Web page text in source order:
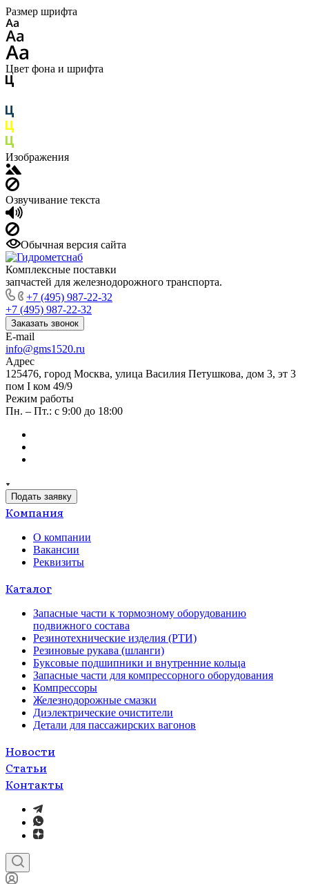
Размер шрифта
Цвет фона и шрифта
Изображения
Озвучивание текста
Обычная версия сайта
Комплексные поставки
запчастей для железнодорожного транспорта.
+7 (495) 987-22-32
+7 (495) 987-22-32
Заказать звонок
E-mail
info@gms1520.ru
Адрес
125476, город Москва, улица Василия Петушкова, дом 3, эт 3
пом I ком 49/9
Режим работы
Пн. – Пт.: с 9:00 до 18:00
Подать заявку
Компания
О компании
Вакансии
Реквизиты
Каталог
Запасные части к тормозному оборудованию
подвижного состава
Резинотехнические изделия (РТИ)
Резиновые рукава (шланги)
Буксовые подшипники и внутренние кольца
Запасные части для компрессорного оборудования
Компрессоры
Железнодорожные смазки
Диэлектрические очистители
Детали для пассажирских вагонов
Новости
Статьи
Контакты